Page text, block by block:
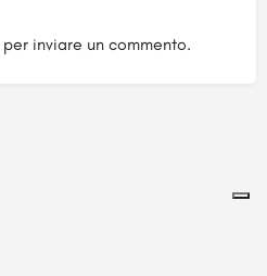
per inviare un commento.